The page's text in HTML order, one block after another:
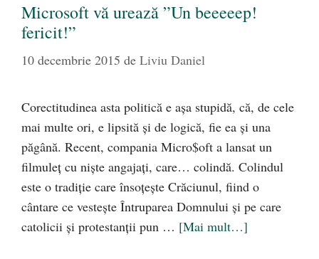
Microsoft vă urează ”Un beeeeep!
fericit!”
10 decembrie 2015 de Liviu Daniel
Corectitudinea asta politică e aşa stupidă, că, de cele
mai multe ori, e lipsită şi de logică, fie ea şi una
păgână. Recent, compania Micro$oft a lansat un
filmuleţ cu nişte angajaţi, care… colindă. Colindul
este o tradiţie care însoţeşte Crăciunul, fiind o
cântare ce vesteşte Întruparea Domnului şi pe care
catolicii şi protestanţii pun … [Mai mult…]